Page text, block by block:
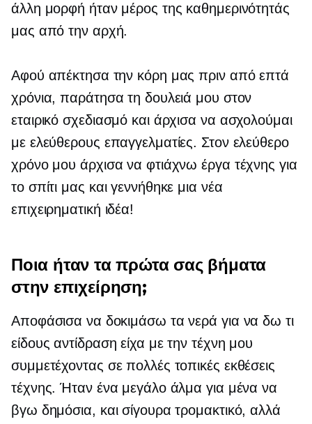
άλλη μορφή ήταν μέρος της καθημερινότητάς
μας από την αρχή.
Αφού απέκτησα την κόρη μας πριν από επτά
χρόνια, παράτησα τη δουλειά μου στον
εταιρικό σχεδιασμό και άρχισα να ασχολούμαι
με ελεύθερους επαγγελματίες. Στον ελεύθερο
χρόνο μου άρχισα να φτιάχνω έργα τέχνης για
το σπίτι μας και γεννήθηκε μια νέα
επιχειρηματική ιδέα!
Ποια ήταν τα πρώτα σας βήματα
στην επιχείρηση;
Αποφάσισα να δοκιμάσω τα νερά για να δω τι
είδους αντίδραση είχα με την τέχνη μου
συμμετέχοντας σε πολλές τοπικές εκθέσεις
τέχνης. Ήταν ένα μεγάλο άλμα για μένα να
βγω δημόσια, και σίγουρα τρομακτικό, αλλά